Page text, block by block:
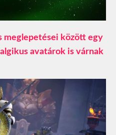
meglepetései között egy
avatárok is várnak